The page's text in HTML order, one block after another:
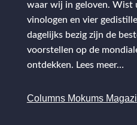
waar wij in geloven. Wist
vinologen en vier
dagelijks bezig zijn de
voorstellen op de
ontdekken. Lees meer…
Columns Mokums